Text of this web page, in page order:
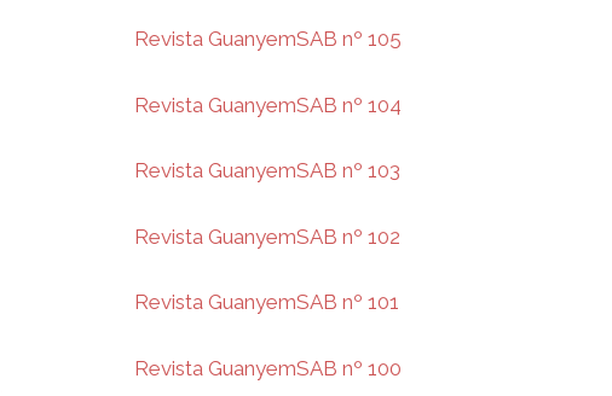
Revista GuanyemSAB nº 105
Revista GuanyemSAB nº 104
Revista GuanyemSAB nº 103
Revista GuanyemSAB nº 102
Revista GuanyemSAB nº 101
Revista GuanyemSAB nº 100